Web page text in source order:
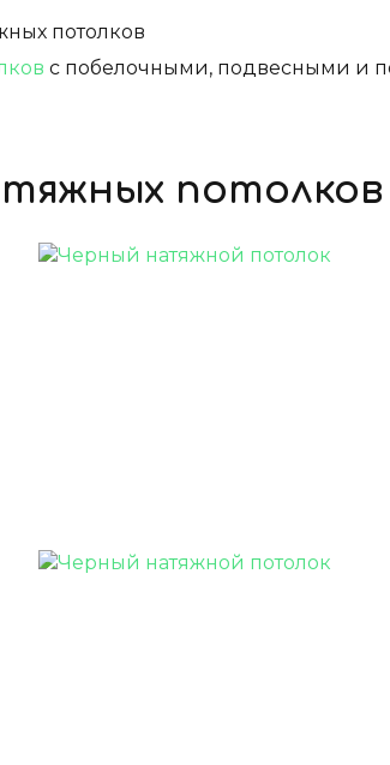
потолков
с побелочными, подвесными и
потолков